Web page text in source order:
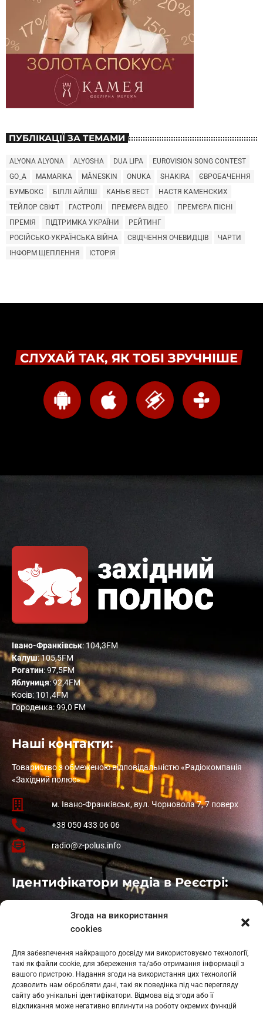
Згода на використання
cookies
Для забезпечення найкращого досвіду ми використовуємо технології,
такі як файли cookie, для збереження та/або отримання інформації з
вашого пристрою. Надання згоди на використання цих технологій
дозволить нам обробляти дані, такі як поведінка під час перегляду
сайту або унікальні ідентифікатори. Відмова від згоди або її
відкликання може негативно вплинути на роботу окремих функцій
ПУБЛІКАЦІЇ ЗА ТЕМАМИ
ALYONA ALYONA ALYOSHA DUA LIPA
EUROVISION SONG CONTEST
GO_A
MAMARIKA MÅNESKIN ONUKA SHAKIRA
ЄВРОБАЧЕННЯ
БУМБОКС
БІЛЛІ АЙЛІШ КАНЬЄ ВЕСТ
НАСТЯ КАМЕНСКИХ
ТЕЙЛОР СВІФТ
ГАСТРОЛІ ПРЕМ'ЄРА ВІДЕО
ПРЕМ'ЄРА ПІСНІ
ПРЕМІЯ
ПІДТРИМКА УКРАЇНИ
РЕЙТИНГ
РОСІЙСЬКО-УКРАЇНСЬКА ВІЙНА
СВІДЧЕННЯ ОЧЕВИДЦІВ
ЧАРТИ
ІНФОРМ ЩЕПЛЕННЯ
ІСТОРІЯ
СЛУХАЙ ТАК, ЯК ТОБІ ЗРУЧНІШЕ
Івано-Франківськ: 104,3FM
Калуш: 105,5FM
Рогатин: 97,5FM
Яблуниця: 92,4FM
Косів: 101,4FM
Городенка: 99,0 FM
Наші контакти:
Товариство з обмеженою відповідальністю «Радіокомпанія
«Західний полюс»
м. Івано-Франківськ, вул. Чорновола 7, 7 поверх
+38 050 433 06 06
radio@z-polus.info
Ідентифікатори медіа в Реєстрі:
: L11-01410
: L11-01801
Косів: L11-01805
Гарасимів: L11-02274